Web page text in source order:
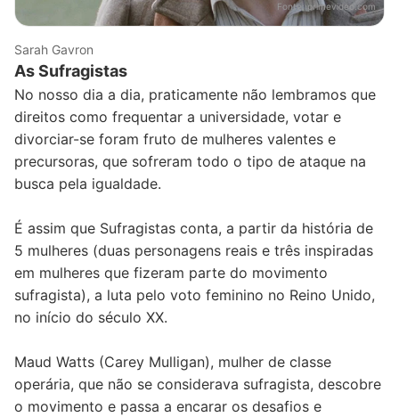
Fonte:primevideo.com
Sarah Gavron
As Sufragistas
No nosso dia a dia, praticamente não lembramos que
direitos como frequentar a universidade, votar e
divorciar-se foram fruto de mulheres valentes e
precursoras, que sofreram todo o tipo de ataque na
busca pela igualdade.
É assim que Sufragistas conta, a partir da história de
5 mulheres (duas personagens reais e três inspiradas
em mulheres que fizeram parte do movimento
sufragista), a luta pelo voto feminino no Reino Unido,
no início do século XX.
Maud Watts (Carey Mulligan), mulher de classe
operária, que não se considerava sufragista, descobre
o movimento e passa a encarar os desafios e